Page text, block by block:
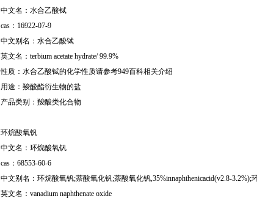
中文名：水合乙酸铽
cas：16922-07-9
中文别名：水合乙酸铽
英文名：terbium acetate hydrate/ 99.9%
性质：水合乙酸铽的化学性质请参考949百科相关介绍
用途：羧酸酯衍生物的盐
产品类别：羧酸类化合物
环烷酸氧钒
中文名：环烷酸氧钒
cas：68553-60-6
中文别名：环烷酸氧钒;萘酸氧化钒;萘酸氧化钒,35%innaphthenicacid(v2.8-
英文名：vanadium naphthenate oxide